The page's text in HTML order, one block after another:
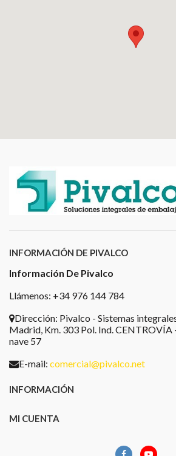
INFORMACIÓN DE PIVALCO
Información De Pivalco
Llámenos: +34 976 144 784
Dirección: Pivalco - Sistemas
Madrid, Km. 303 Pol. Ind. CENTROVÍA
nave 57
E-mail: comercial@pivalco.net
INFORMACIÓN
MI CUENTA